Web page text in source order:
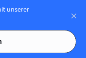
Erfahrung in
unserer